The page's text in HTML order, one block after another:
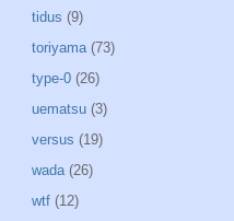
tidus (9)
toriyama (73)
type-0 (26)
uematsu (3)
versus (19)
wada (26)
wtf (12)